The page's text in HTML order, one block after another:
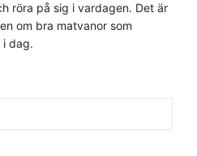
röra på sig i vardagen. Det är
om bra matvanor som
i dag.